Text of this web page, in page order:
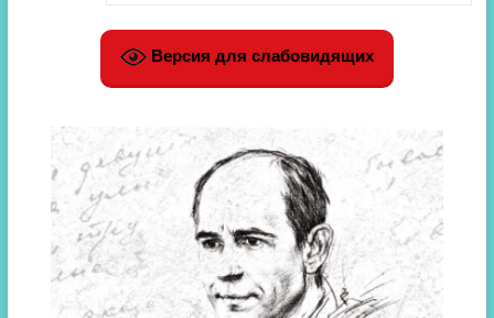
Версия для слабовидящих